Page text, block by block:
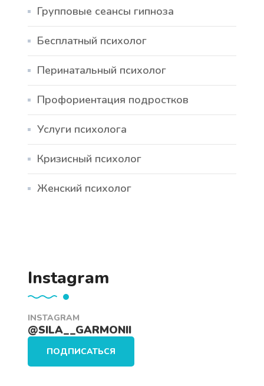
Групповые сеансы гипноза
Бесплатный психолог
Перинатальный психолог
Профориентация подростков
Услуги психолога
Кризисный психолог
Женский психолог
Instagram
INSTAGRAM
@SILA__GARMONII
ПОДПИСАТЬСЯ